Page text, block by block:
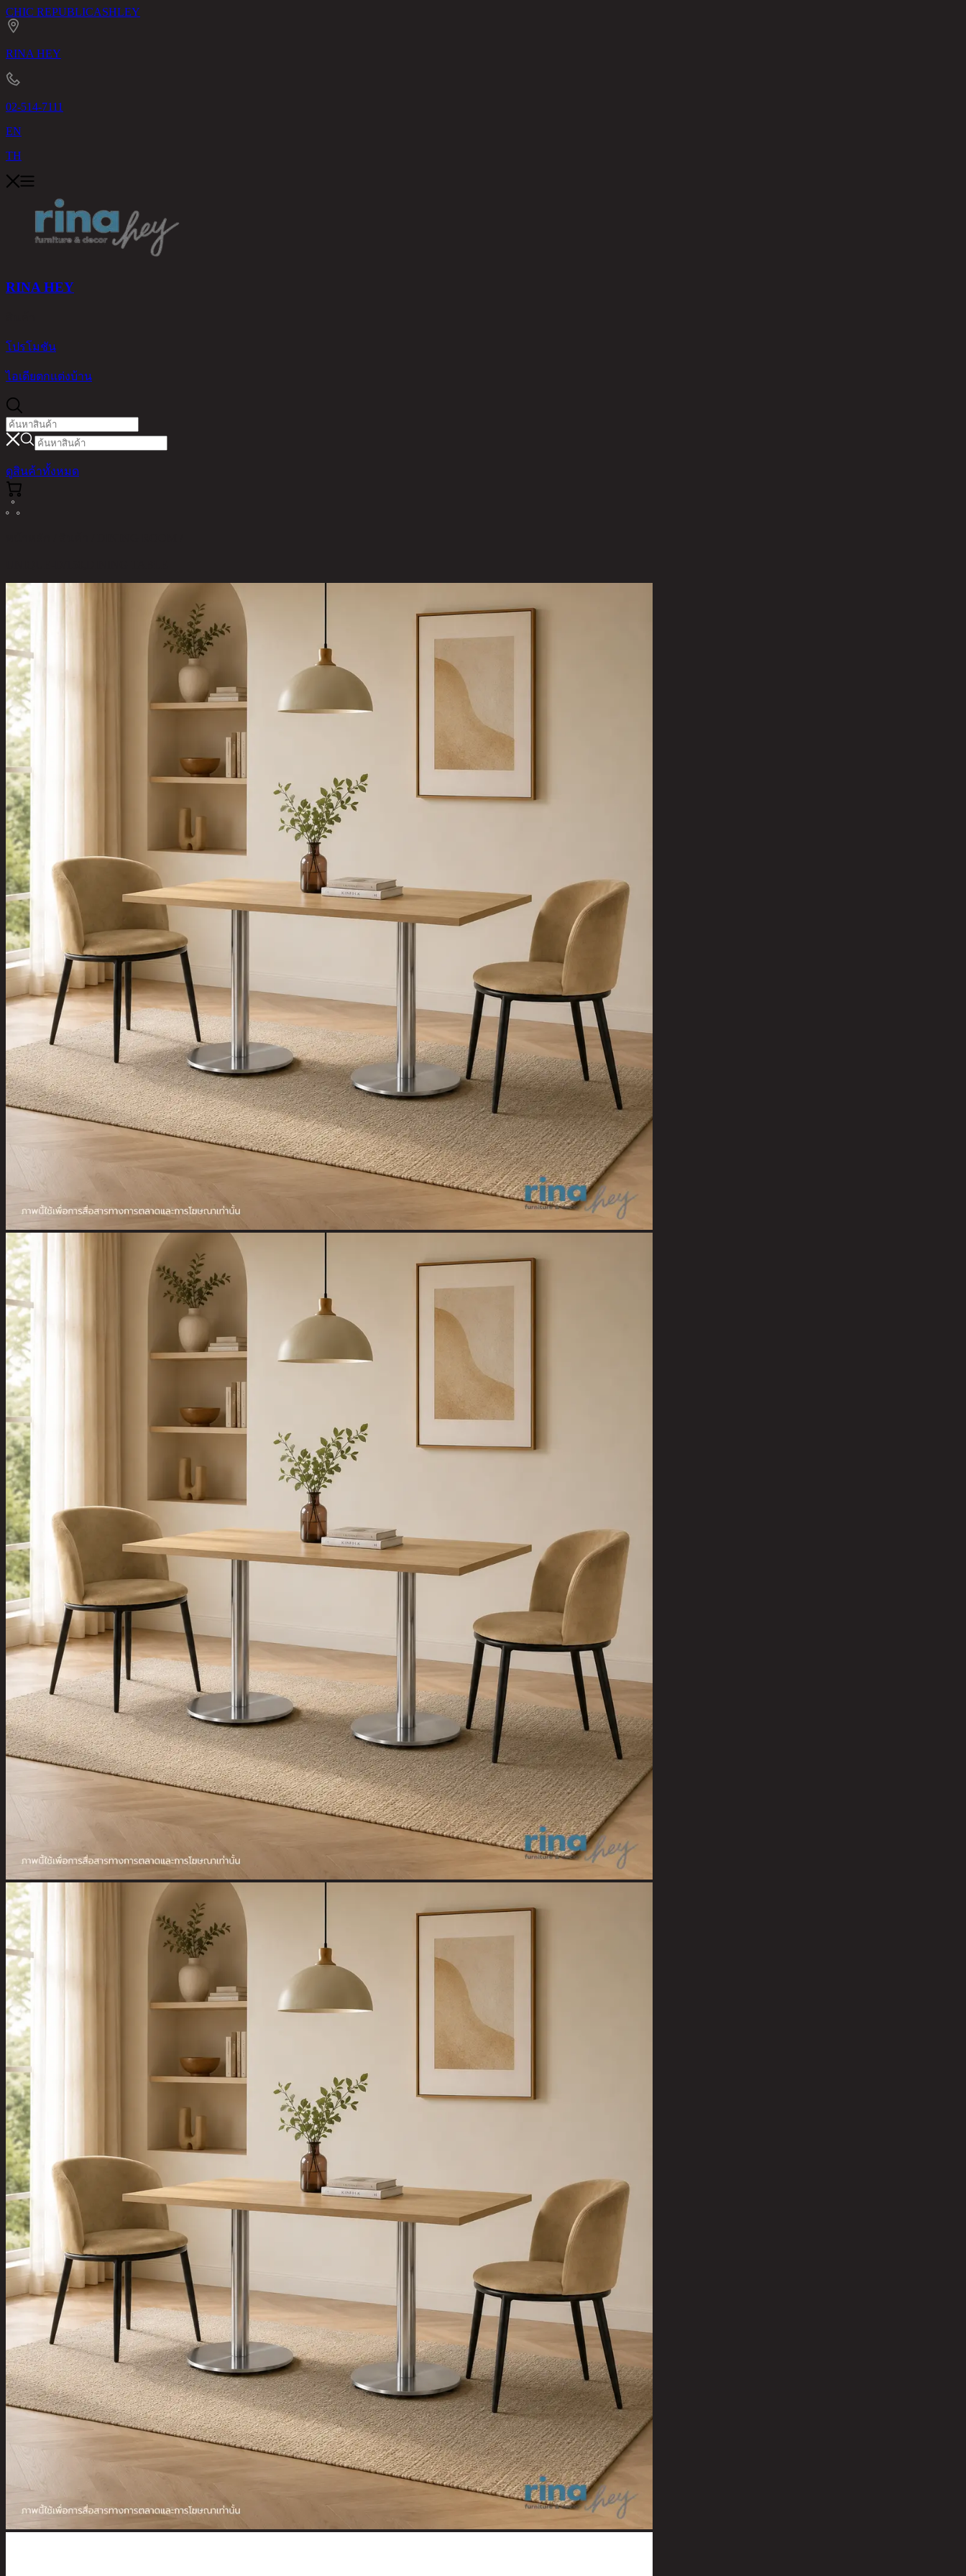
CHIC REPUBLICASHLEY
RINA HEY
02-514-7111
EN
TH
RINA HEY
โปรโมชัน
ไอเดียตกแต่งบ้าน
ดูสินค้าทั้งหมด